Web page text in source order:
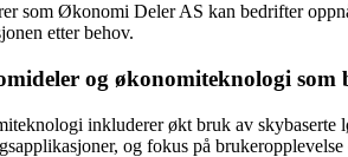
som Økonomi Deler AS kan bedrifter
etter behov.
og økonomiteknologi
inkluderer økt bruk av
og fokus på